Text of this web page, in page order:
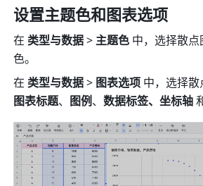
设置主题色和图表选项
在 类型与数据 > 主题色 中，选择散
色。
在 类型与数据 > 图表选项
图表标题、 图例、数据标签、坐标轴